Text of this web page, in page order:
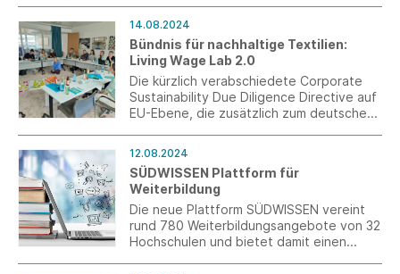
Praktikumsangebote einstellen.
Ergänzend werden
Unternehmenssprechstunden angeboten.
14.08.2024
Bündnis für nachhaltige Textilien:
Living Wage Lab 2.0
Die kürzlich verabschiedete Corporate
Sustainability Due Diligence Directive auf
EU-Ebene, die zusätzlich zum deutschen
Sektor einführen wird, sowie die ILO-
Sachverständigentagung zur Lohnpolitik
im Februar, setzen neue Impulse für das
Thema Existenzsichernde Löhne.
12.08.2024
SÜDWISSEN Plattform für
Weiterbildung
Die neue Plattform SÜDWISSEN vereint
rund 780 Weiterbildungsangebote von 32
Hochschulen und bietet damit einen